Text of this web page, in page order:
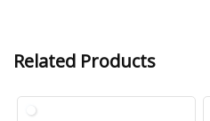
Related Products